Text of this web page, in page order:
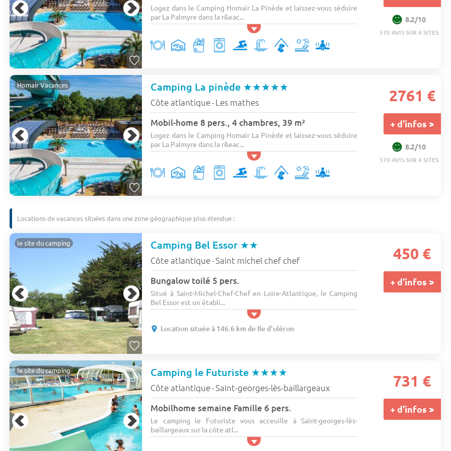
Logez dans le Camping Homair La Pinède et laissez-vous séduire
par La Palmyre dans la r&eac...
8.2/10
570 AVIS SUR 4 SITES
Homair Vacances Camping La pinède ★★★★★
Côte atlantique- Les mathes
Mobil-home 8 pers., 4 chambres, 39 m²
Logez dans le Camping Homair La Pinède et laissez-vous séduire
par La Palmyre dans la r&eac...
2761 €
+ d'infos >
8.2/10
570 AVIS SUR 4 SITES
Locations de vacances situées dans une zone géographique plus étendue :
le site du camping Camping Bel Essor ★★
Côte atlantique-Saint michel chef chef
Bungalow toilé 5 pers.
Situé à Saint-Michel-Chef-Chef en Loire-Atlantique, le Camping
Bel Essor est un établi...
Location située à 146.6 km de Ile d'oléron
450 €
+ d'infos >
le site du camping Camping le Futuriste ★★★★
Côte atlantique-Saint-georges-lès-baillargeaux
Mobilhome semaine Famille 6 pers.
Le camping le Futuriste vous acceuille à Saint-georges-lès-
baillargeaux sur la côte atl...
731 €
+ d'infos >